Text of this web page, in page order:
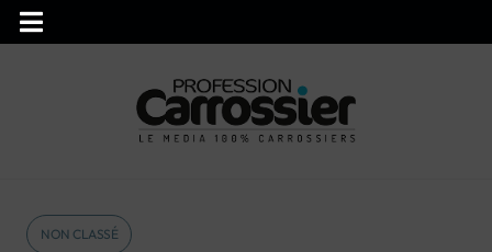
NON CLASSÉ